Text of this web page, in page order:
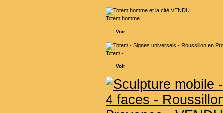
Totem homme...
Voir
Totem -...
Voir